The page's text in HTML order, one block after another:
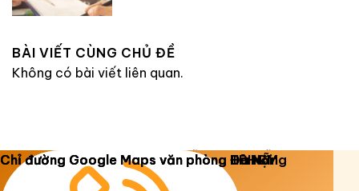
BÀI VIẾT CÙNG CHỦ ĐỀ
Không có bài viết liên quan.
Copyright 2026 © Luật Dương Gia